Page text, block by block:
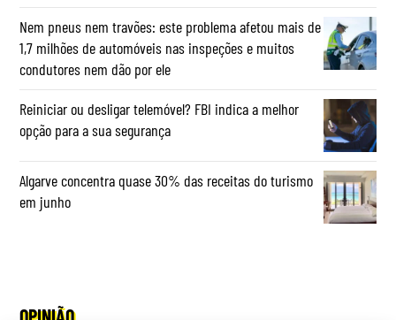
Nem pneus nem travões: este problema afetou mais de
1,7 milhões de automóveis nas inspeções e muitos
condutores nem dão por ele
Reiniciar ou desligar telemóvel? FBI indica a melhor
opção para a sua segurança
Algarve concentra quase 30% das receitas do turismo
em junho